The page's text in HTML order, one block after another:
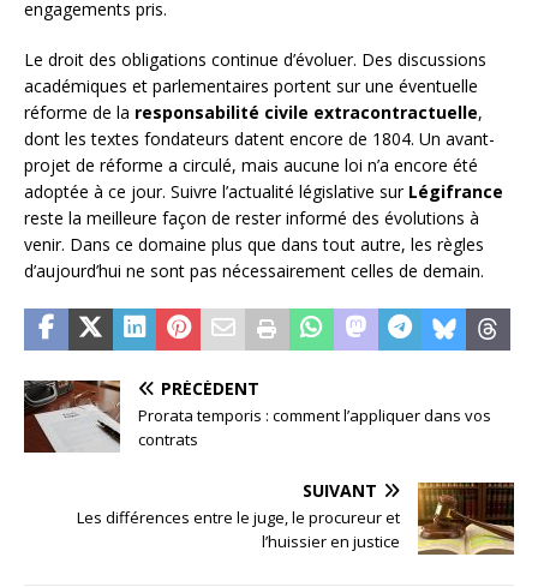
engagements pris.
Le droit des obligations continue d’évoluer. Des discussions
académiques et parlementaires portent sur une éventuelle
réforme de la responsabilité civile extracontractuelle,
dont les textes fondateurs datent encore de 1804. Un avant-
projet de réforme a circulé, mais aucune loi n’a encore été
adoptée à ce jour. Suivre l’actualité législative sur Légifrance
reste la meilleure façon de rester informé des évolutions à
venir. Dans ce domaine plus que dans tout autre, les règles
d’aujourd’hui ne sont pas nécessairement celles de demain.
PRÉCÉDENT
Prorata temporis : comment l’appliquer dans vos
contrats
SUIVANT
Les différences entre le juge, le procureur et
l’huissier en justice